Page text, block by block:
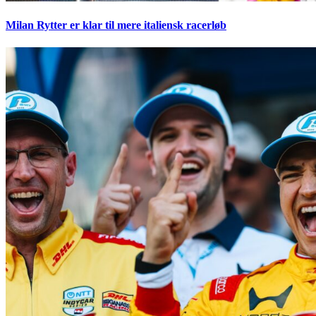
Milan Rytter er klar til mere italiensk racerløb